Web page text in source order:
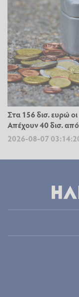
Στα 156 δισ. ευρώ
Απέχουν 40 δισ.
2026-08-07